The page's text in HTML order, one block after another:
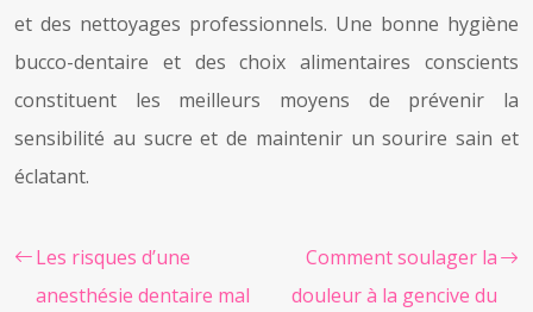
et des nettoyages professionnels. Une bonne hygiène
bucco-dentaire et des choix alimentaires conscients
constituent les meilleurs moyens de prévenir la
sensibilité au sucre et de maintenir un sourire sain et
éclatant.
Les risques d’une
anesthésie dentaire mal
Comment soulager la
douleur à la gencive du